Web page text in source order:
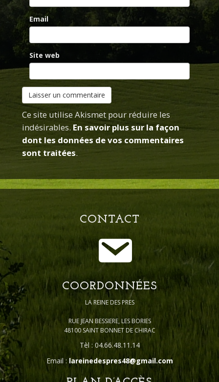
Email
Site web
Ce site utilise Akismet pour réduire les
indésirables. En savoir plus sur la façon
dont les données de vos commentaires
sont traitées.
CONTACT
COORDONNÉES
LA REINE DES PRES
RUE JEAN BESSIERE, LES BORIES
48100 SAINT BONNET DE CHIRAC
Tèl : 04.66.48.11.14
Email : lareinedespres48@gmail.com